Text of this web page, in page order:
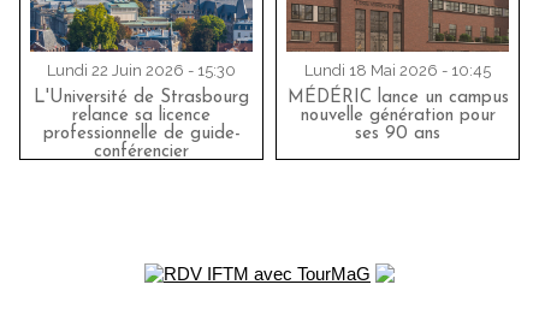
Lundi 22 Juin 2026 - 15:30
L'Université de Strasbourg
relance sa licence
professionnelle de guide-
conférencier
Lundi 18 Mai 2026 - 10:45
MÉDÉRIC lance un campus
nouvelle génération pour
ses 90 ans